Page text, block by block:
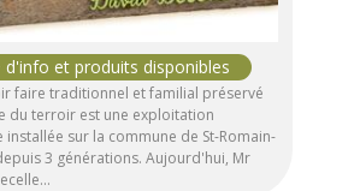
faire traditionnel et familial préservé
du terroir est une exploitation
installée sur la commune de St-Romain-
3 générations. Aujourd'hui, Mr